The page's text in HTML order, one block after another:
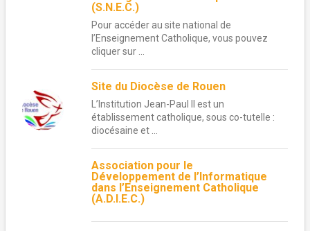
(S.N.E.C.)
Pour accéder au site national de
l’Enseignement Catholique, vous pouvez
cliquer sur ...
Site du Diocèse de Rouen
L’Institution Jean-Paul II est un
établissement catholique, sous co-tutelle :
diocésaine et ...
Association pour le
Développement de l’Informatique
dans l’Enseignement Catholique
(A.D.I.E.C.)